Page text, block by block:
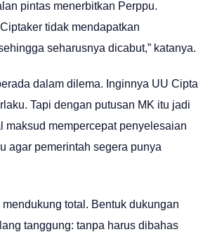
pintas menerbitkan Perppu.
tidak mendapatkan
seharusnya dicabut,” katanya.
dalam dilema. Inginnya UU Cipta
Tapi dengan putusan MK itu jadi
maksud mempercepat penyelesaian
agar pemerintah segera punya
total. Bentuk dukungan
tanggung: tanpa harus dibahas